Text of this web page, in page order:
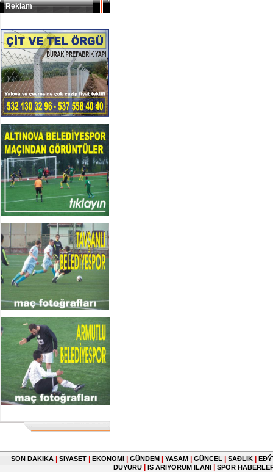
Reklam
SON DAKIKA SIYASET EKONOMI GÜNDEM YASAM GÜNCEL SAĐLIK
DUYURU
IS ARIYORUM ILANI SPOR